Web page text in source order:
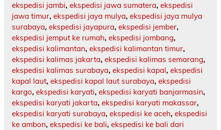
ekspedisi jambi, ekspedisi jawa sumatera, ekspedisi
jawa timur, ekspedisi jaya mulya, ekspedisi jaya mulya
surabaya, ekspedisi jayapura, ekspedisi jember,
ekspedisi jemput ke rumah, ekspedisi jombang,
ekspedisi kalimantan, ekspedisi kalimantan timur,
ekspedisi kalimas jakarta, ekspedisi kalimas semarang,
ekspedisi kalimas surabaya, ekspedisi kapal, ekspedisi
kapal laut, ekspedisi kapal laut surabaya, ekspedisi
kargo, ekspedisi karyati, ekspedisi karyati banjarmasin,
ekspedisi karyati jakarta, ekspedisi karyati makassar,
ekspedisi karyati surabaya, ekspedisi ke aceh, ekspedisi
ke ambon, ekspedisi ke bali, ekspedisi ke bali dari